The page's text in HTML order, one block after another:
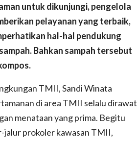
untuk dikunjungi, pengelola
pelayanan yang terbaik,
hal-hal pendukung
Bahkan sampah tersebut
TMII, Sandi Winata
di area TMII selalu dirawat
menataan yang prima. Begitu
jalur prokoler kawasan TMII,